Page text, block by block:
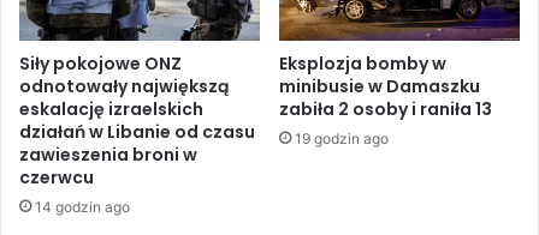
u
w
o
b
l
c
z
n
i
c
y
n
a
s
Siły pokojowe ONZ
odnotowały największą
eskalację izraelskich
działań w Libanie od czasu
zawieszenia broni w
czerwcu
14 godzin ago
Eksplozja bomby w
minibusie w Damaszku
zabiła 2 osoby i raniła 13
19 godzin ago